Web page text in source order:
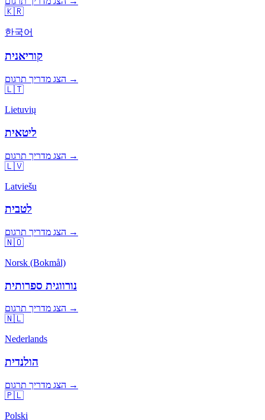
🇰🇷
한국어
קוריאנית
הצג מדריך תרגום →
🇱🇹
Lietuvių
ליטאית
הצג מדריך תרגום →
🇱🇻
Latviešu
לטבית
הצג מדריך תרגום →
🇳🇴
Norsk (Bokmål)
נורווגית ספרותית
הצג מדריך תרגום →
🇳🇱
Nederlands
הולנדית
הצג מדריך תרגום →
🇵🇱
Polski